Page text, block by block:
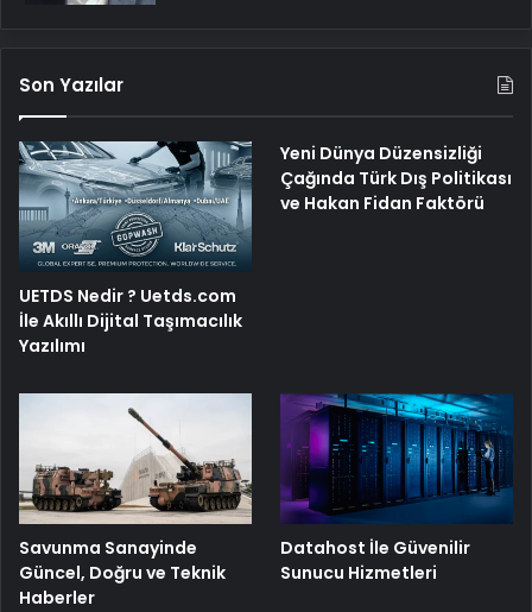
Son Yazılar
UETDS Nedir ? Uetds.com
İle Akıllı Dijital Taşımacılık
Yazılımı
Yeni Dünya Düzensizliği
Çağında Türk Dış Politikası
ve Hakan Fidan Faktörü
Savunma Sanayinde
Güncel, Doğru ve Teknik
Haberler
Datahost İle Güvenilir
Sunucu Hizmetleri